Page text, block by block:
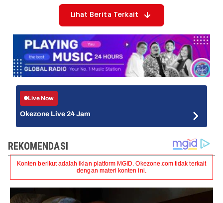
Lihat Berita Terkait
Live Now
Okezone Live 24 Jam